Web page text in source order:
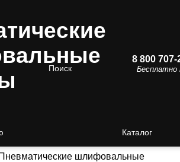
Каталог
Поиск
8 800 707-
машины CP